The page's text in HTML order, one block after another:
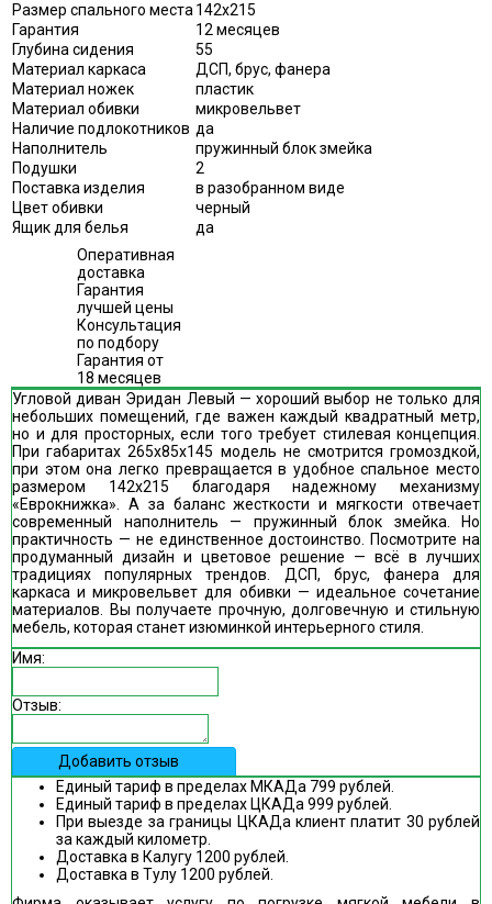
Размер спального места 142х215
Гарантия
12 месяцев
Глубина сидения
55
Материал каркаса
ДСП, брус, фанера
Материал ножек
пластик
Материал обивки
микровельвет
Наличие подлокотников да
Наполнитель
пружинный блок змейка
Подушки
2
Поставка изделия
в разобранном виде
Цвет обивки
черный
Ящик для белья
да
Оперативная
доставка
Гарантия
лучшей цены
Консультация
по подбору
Гарантия от
18 месяцев
Угловой диван Эридан Левый — хороший выбор не только для
небольших помещений, где важен каждый квадратный метр,
но и для просторных, если того требует стилевая концепция.
При габаритах 265х85х145 модель не смотрится громоздкой,
при этом она легко превращается в удобное спальное место
размером 142х215 благодаря надежному механизму
«Еврокнижка». А за баланс жесткости и мягкости отвечает
современный наполнитель — пружинный блок змейка. Но
практичность — не единственное достоинство. Посмотрите на
продуманный дизайн и цветовое решение — всё в лучших
традициях популярных трендов. ДСП, брус, фанера для
каркаса и микровельвет для обивки — идеальное сочетание
материалов. Вы получаете прочную, долговечную и стильную
мебель, которая станет изюминкой интерьерного стиля.
Имя:
Отзыв:
Добавить отзыв
Единый тариф в пределах МКАДа 799 рублей.
Единый тариф в пределах ЦКАДа 999 рублей.
При выезде за границы ЦКАДа клиент платит 30 рублей
за каждый километр.
Доставка в Калугу 1200 рублей.
Доставка в Тулу 1200 рублей.